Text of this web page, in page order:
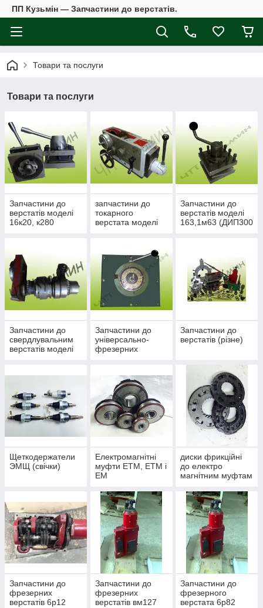
ПП Кузьмін — Запчастини до верстатів.
Товари та послуги
Товари та послуги
Запчастини до
верстатів моделі
16к20, к280
запчастини до
токарного
верстата моделі
Запчастини до
верстатів моделі
163,1м63 (ДИП300
Запчастини до
свердлувальним
верстатів моделі
2Н55, 2Н576
Запчастини до
універсально-
фрезерних
Запчастини до
верстатів (різне)
Щеткодержатели
ЭМЩ (свічки)
Електромагнітні
муфти ЕТМ, ЕТМ і
ЕМ
диски фрикційні
до електро
магнітним муфтам
Запчастини до
фрезерних
верстатів 6р12
Запчастини до
фрезерних
верстатів вм127
Запчастини до
фрезерного
верстата 6р82